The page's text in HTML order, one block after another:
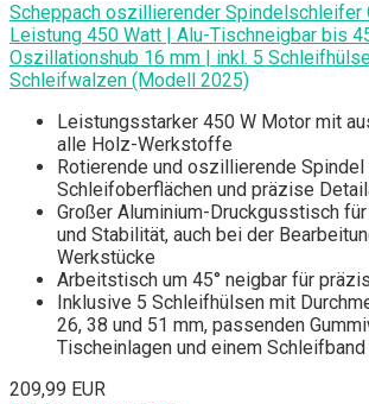
Scheppach oszillierender Spindelschleifer
Leistung 450 Watt | Alu-Tischneigbar bis
Oszillationshub 16 mm | inkl. 5
Schleifwalzen (Modell 2025)
Leistungsstarker 450 W Motor mit
alle Holz-Werkstoffe
Rotierende und oszillierende
Schleifoberflächen und präzise
Großer Aluminium-Druckgusstisch
und Stabilität, auch bei der
Werkstücke
Arbeitstisch um 45° neigbar für
Inklusive 5 Schleifhülsen mit
26, 38 und 51 mm, passenden
Tischeinlagen und einem Schleifband
209,99 EUR